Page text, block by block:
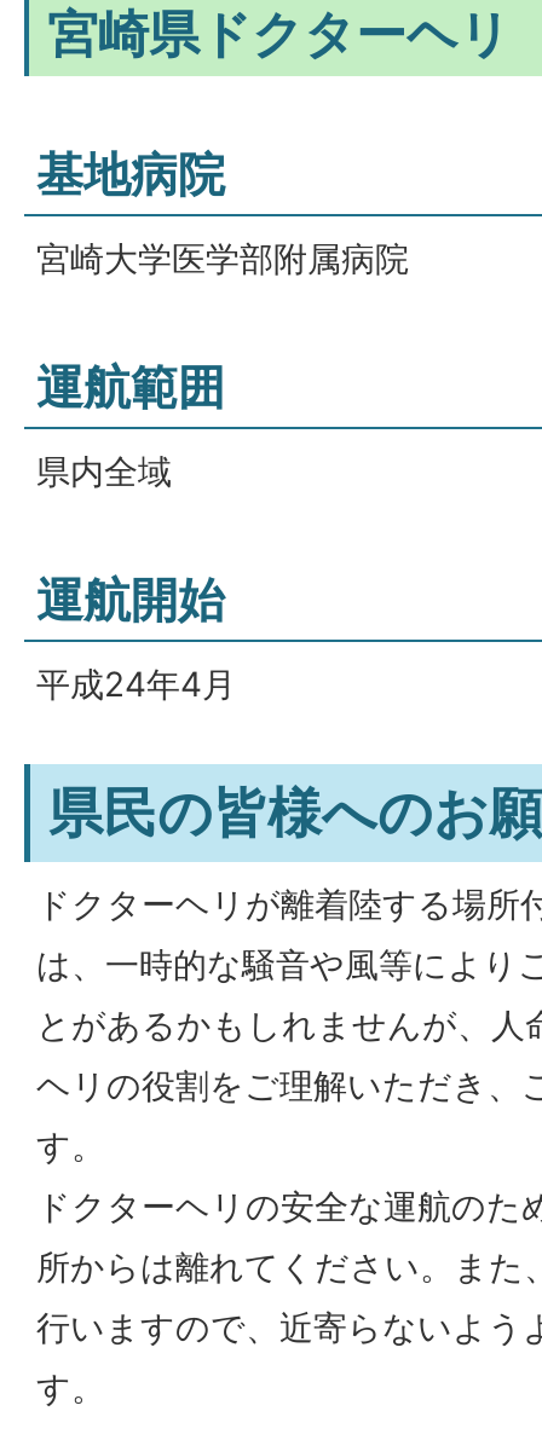
宮崎県ドクターヘリ
基地病院
宮崎大学医学部附属病院
運航範囲
県内全域
運航開始
平成24年4月
県民の皆様へのお
ドクターヘリが離着陸する場所
は、一時的な騒音や風等により
とがあるかもしれませんが、人
ヘリの役割をご理解いただき、
す。
ドクターヘリの安全な運航のた
所からは離れてください。また
行いますので、近寄らないよう
す。